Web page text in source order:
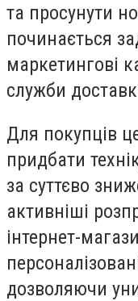
та просунути
починається
маркетингові
служби
Для покупців
придбати
за суттєво
активніші
інтернет-
дозволяючи